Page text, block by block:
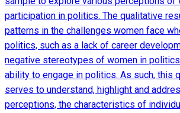
participation in politics. The qualitative
patterns in the challenges women face
politics, such as a lack of career
negative stereotypes of women in
ability to engage in politics. As such, this
serves to understand, highlight and
perceptions, the characteristics of